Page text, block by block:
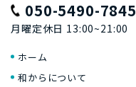
050-5490-7845
月曜定休日 13:00~21:00
ホーム
和からについて